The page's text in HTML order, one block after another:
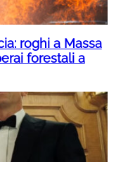
roghi a Massa
forestali a